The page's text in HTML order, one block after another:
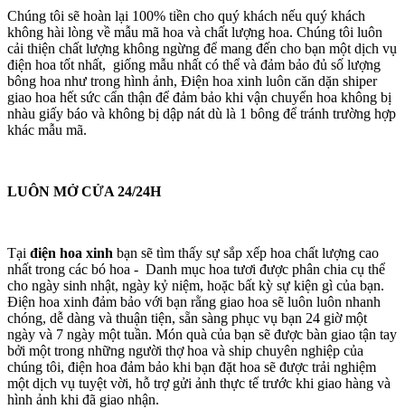
Chúng tôi sẽ hoàn lại 100% tiền cho quý khách nếu quý khách
không hài lòng về mẫu mã hoa và chất lượng hoa. Chúng tôi luôn
cải thiện chất lượng không ngừng để mang đến cho bạn một dịch vụ
điện hoa tốt nhất, giống mẫu nhất có thể và đảm bảo đủ số lượng
bông hoa như trong hình ảnh, Điện hoa xinh luôn căn dặn shiper
giao hoa hết sức cẩn thận để đảm bảo khi vận chuyển hoa không bị
nhàu giấy báo và không bị dập nát dù là 1 bông để tránh trường hợp
khác mẫu mã.
LUÔN MỞ CỬA 24/24H
Tại điện hoa xinh bạn sẽ tìm thấy sự sắp xếp hoa chất lượng cao
nhất trong các bó hoa - Danh mục hoa tươi được phân chia cụ thể
cho ngày sinh nhật, ngày kỷ niệm, hoặc bất kỳ sự kiện gì của bạn.
Điện hoa xinh đảm bảo với bạn rằng giao hoa sẽ luôn luôn nhanh
chóng, dễ dàng và thuận tiện, sẵn sàng phục vụ bạn 24 giờ một
ngày và 7 ngày một tuần. Món quà của bạn sẽ được bàn giao tận tay
bởi một trong những người thợ hoa và ship chuyên nghiệp của
chúng tôi, điện hoa đảm bảo khi bạn đặt hoa sẽ được trải nghiệm
một dịch vụ tuyệt vời, hỗ trợ gửi ảnh thực tế trước khi giao hàng và
hình ảnh khi đã giao nhận.